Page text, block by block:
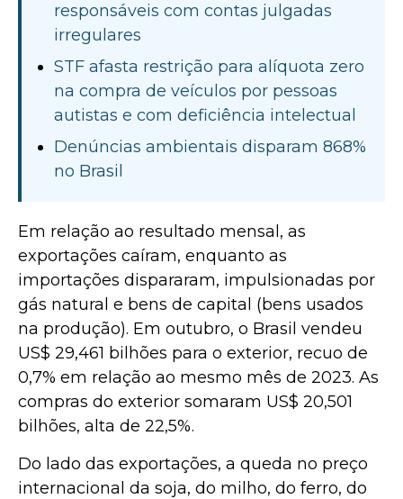
responsáveis com contas julgadas
irregulares
STF afasta restrição para alíquota zero
na compra de veículos por pessoas
autistas e com deficiência intelectual
Denúncias ambientais disparam 868%
no Brasil
Em relação ao resultado mensal, as
exportações caíram, enquanto as
importações dispararam, impulsionadas por
gás natural e bens de capital (bens usados
na produção). Em outubro, o Brasil vendeu
US$ 29,461 bilhões para o exterior, recuo de
0,7% em relação ao mesmo mês de 2023. As
compras do exterior somaram US$ 20,501
bilhões, alta de 22,5%.
Do lado das exportações, a queda no preço
internacional da soja, do milho, do ferro, do